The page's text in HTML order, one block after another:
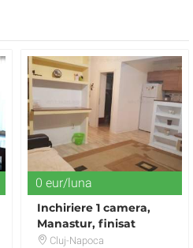
0 eur/luna
Inchiriere 1 camera,
Manastur, finisat
modern, zona
Cluj-Napoca